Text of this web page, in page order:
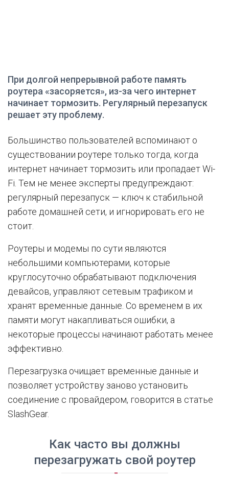
При долгой непрерывной работе память
роутера «засоряется», из-за чего интернет
начинает тормозить. Регулярный перезапуск
решает эту проблему.
Большинство пользователей вспоминают о
существовании роутере только тогда, когда
интернет начинает тормозить или пропадает Wi-
Fi. Тем не менее эксперты предупреждают:
регулярный перезапуск — ключ к стабильной
работе домашней сети, и игнорировать его не
стоит.
Роутеры и модемы по сути являются
небольшими компьютерами, которые
круглосуточно обрабатывают подключения
девайсов, управляют сетевым трафиком и
хранят временные данные. Со временем в их
памяти могут накапливаться ошибки, а
некоторые процессы начинают работать менее
эффективно.
Перезагрузка очищает временные данные и
позволяет устройству заново установить
соединение с провайдером, говорится в статье
SlashGear.
Как часто вы должны
перезагружать свой роутер